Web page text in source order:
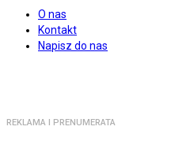
O nas
Kontakt
Napisz do nas
REKLAMA I PRENUMERATA